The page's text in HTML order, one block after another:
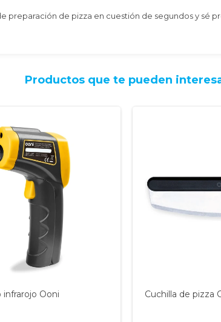
preparación de pizza en cuestión de segundos y sé
Productos que te pueden
Ooni Cuchilla de pizza